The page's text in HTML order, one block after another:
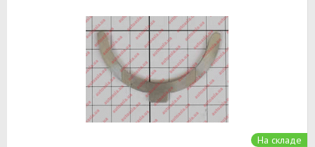
На складе